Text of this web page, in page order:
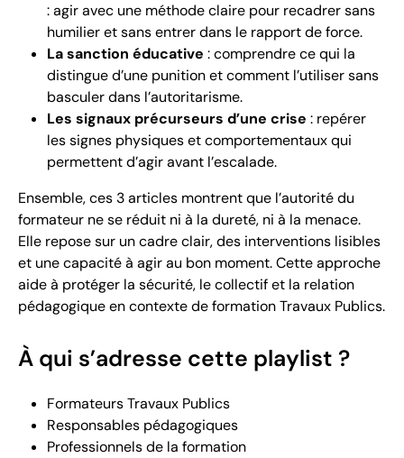
: agir avec une méthode claire pour recadrer sans
humilier et sans entrer dans le rapport de force.
La sanction éducative : comprendre ce qui la
distingue d’une punition et comment l’utiliser sans
basculer dans l’autoritarisme.
Les signaux précurseurs d’une crise : repérer
les signes physiques et comportementaux qui
permettent d’agir avant l’escalade.
Ensemble, ces 3 articles montrent que l’autorité du
formateur ne se réduit ni à la dureté, ni à la menace.
Elle repose sur un cadre clair, des interventions lisibles
et une capacité à agir au bon moment. Cette approche
aide à protéger la sécurité, le collectif et la relation
pédagogique en contexte de formation Travaux Publics.
À qui s’adresse cette playlist ?
Formateurs Travaux Publics
Responsables pédagogiques
Professionnels de la formation